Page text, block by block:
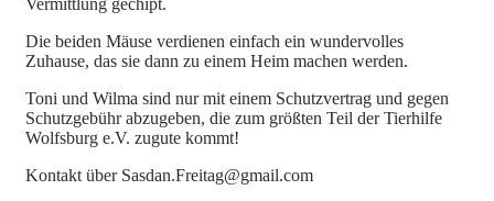
Die beiden Mäuse verdienen einfach ein wundervolles
Zuhause, das sie dann zu einem Heim machen werden.
Toni und Wilma sind nur mit einem Schutzvertrag und gegen
Schutzgebühr abzugeben, die zum größten Teil der Tierhilfe
Wolfsburg e.V. zugute kommt!
Kontakt über Sasdan.Freitag@gmail.com